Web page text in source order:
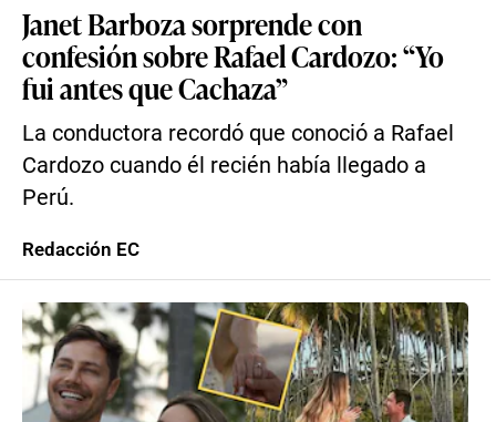
Janet Barboza sorprende con
confesión sobre Rafael Cardozo: “Yo
fui antes que Cachaza”
La conductora recordó que conoció a Rafael
Cardozo cuando él recién había llegado a
Perú.
Redacción EC